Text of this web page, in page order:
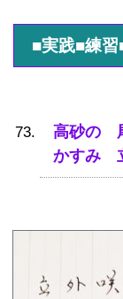
■実践■練習
高砂の
かすみ